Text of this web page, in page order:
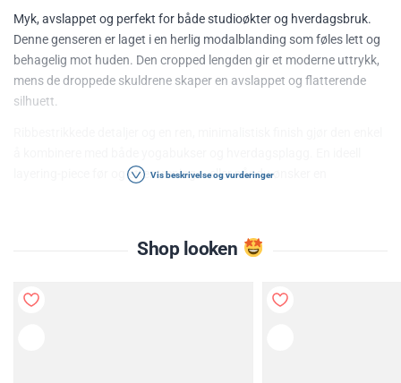
Myk, avslappet og perfekt for både studioøkter og hverdagsbruk.
Denne genseren er laget i en herlig modalblanding som føles lett og
behagelig mot huden. Den cropped lengden gir et moderne uttrykk,
mens de droppede skuldrene skaper en avslappet og flatterende
silhuett.
layering-piece før og etter trening – eller når du ønsker en
Vis beskrivelse og vurderinger
Shop looken